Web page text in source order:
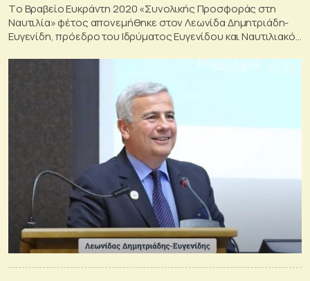
Tο Βραβείο Ευκράντη 2020 «Συνολικής Προσφοράς στη
Ναυτιλία» φέτος απονεμήθηκε στον Λεωνίδα Δημητριάδη-
Ευγενίδη, πρόεδρο του Ιδρύματος Ευγενίδου και Ναυτιλιακό